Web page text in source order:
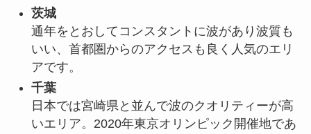
茨城
通年をとおしてコンスタントに波があり波質も
いい、首都圏からのアクセスも良く人気のエリ
アです。
千葉
日本では宮崎県と並んで波のクオリティーが高
いエリア。2020年東京オリンピック開催地であ